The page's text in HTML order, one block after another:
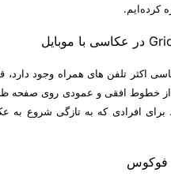
کرده‌ایم.
خطوط افقی و عمودی روی صفحه
برای افرادی که به تازگی شروع به